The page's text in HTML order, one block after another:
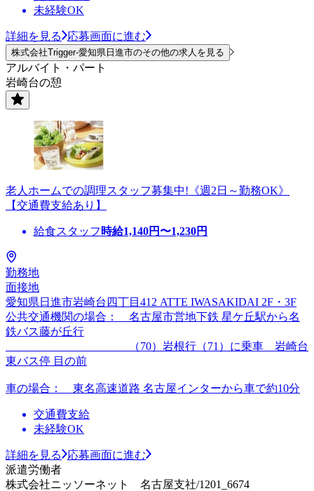
未経験OK
詳細を見る 応募画面に進む
株式会社Trigger-愛知県日進市のその他の求人を見る
アルバイト・パート
岩崎台の憩
老人ホームでの調理スタッフ募集中!《週2日～勤務OK》
【交通費支給あり】
給食スタッフ 時給1,140円〜1,230円
勤務地
面接地
愛知県日進市岩崎台四丁目412 ATTE IWASAKIDAI 2F・3F
公共交通機関の場合： 名古屋市営地下鉄 星ケ丘駅から名
鉄バス藤が丘行
（70）岩根行（71）に乗車 岩崎台
東バス停 目の前
車の場合： 東名高速道路 名古屋インターから車で約10分
交通費支給
未経験OK
詳細を見る
応募画面に進む
派遣労働者
株式会社ニッソーネット 名古屋支社/1201_6674